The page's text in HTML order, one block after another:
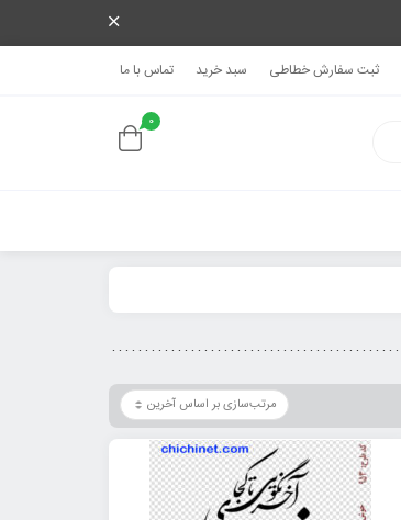
ثبت سفارش خطاطی سبد خرید تماس با ما
0